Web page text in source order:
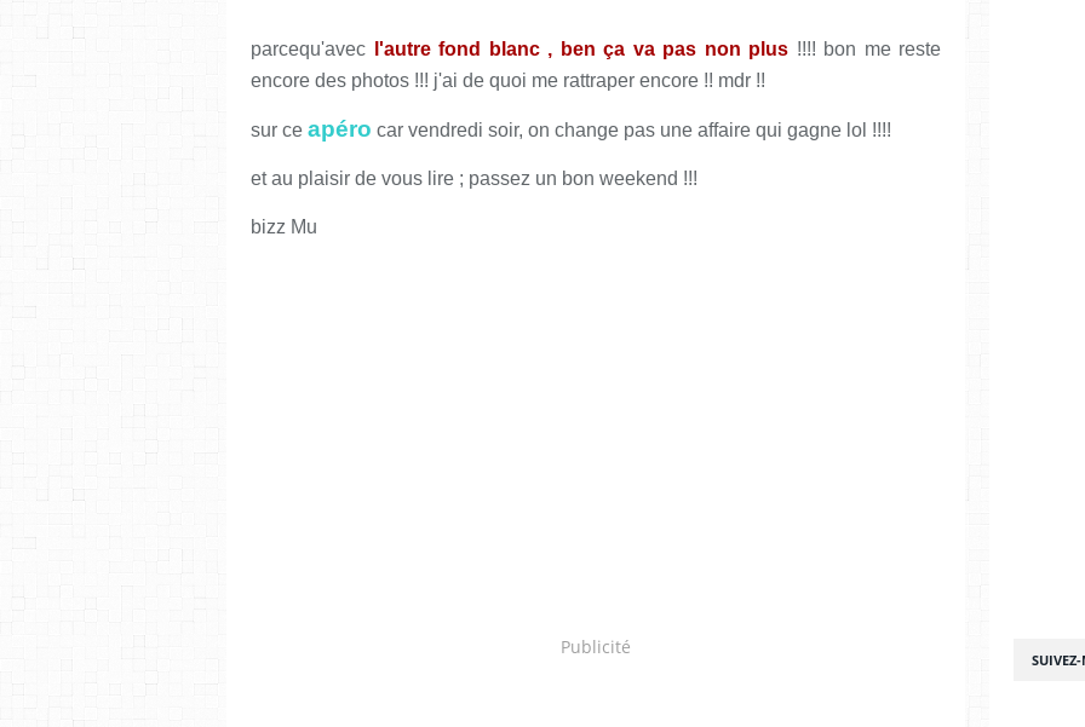
parcequ'avec l'autre fond blanc , ben ça va pas non plus !!!! bon me reste
encore des photos !!! j'ai de quoi me rattraper encore !! mdr !!
sur ce apéro car vendredi soir, on change pas une affaire qui gagne lol !!!!
et au plaisir de vous lire ; passez un bon weekend !!!
bizz Mu
Publicité